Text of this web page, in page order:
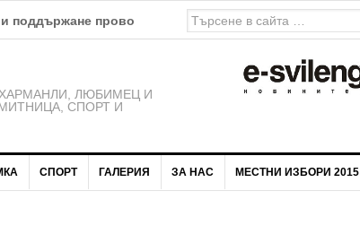
поддържане проводимостта на река Марица
ЛЮБИМЕЦ И
СПОРТ И
СПОРТ ГАЛЕРИЯ ЗА НАС МЕСТНИ ИЗБОРИ 2015